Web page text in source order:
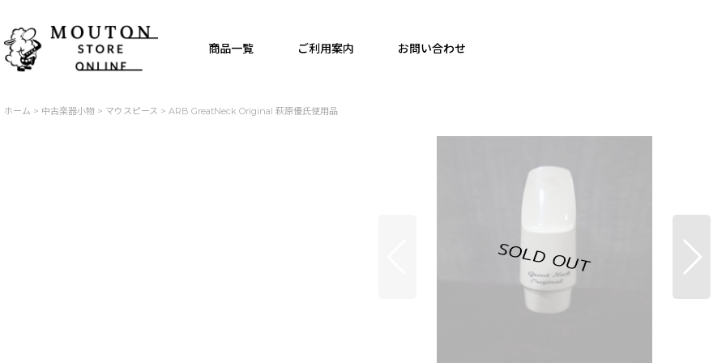
商品一覧 ご利用案内 お問い合わせ
ホーム > 中古楽器小物 > マウスピース > ARB GreatNeck Original 萩原優氏使用品